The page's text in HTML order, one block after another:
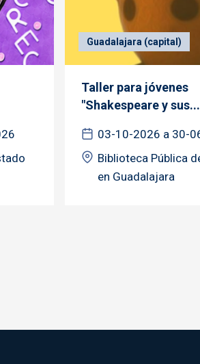
Guadalajara (capital)
Taller para jóvenes
"Shakespeare y sus...
03-10-2026 a 30-
Biblioteca Pública
en Guadalajara